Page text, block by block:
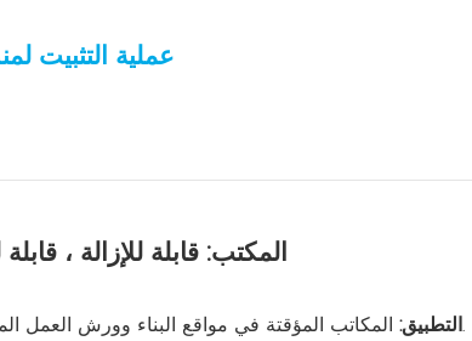
عملية التثبيت
المكتب: قابلة للإزالة ، قابلة
التطبيق:المكاتب المؤقتة في مواقع البناء وورش العمل المدمجة في المكاتب والمكاتب الخارجية منخفضة التكلفة.